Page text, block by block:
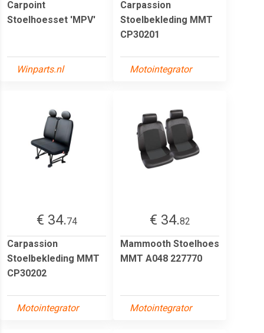
Carpoint
Stoelhoesset 'MPV'
Winparts.nl
Carpassion
Stoelbekleding MMT
CP30201
Motointegrator
€ 34.74
Carpassion
Stoelbekleding MMT
CP30202
Motointegrator
€ 34.82
Mammooth Stoelhoes
MMT A048 227770
Motointegrator